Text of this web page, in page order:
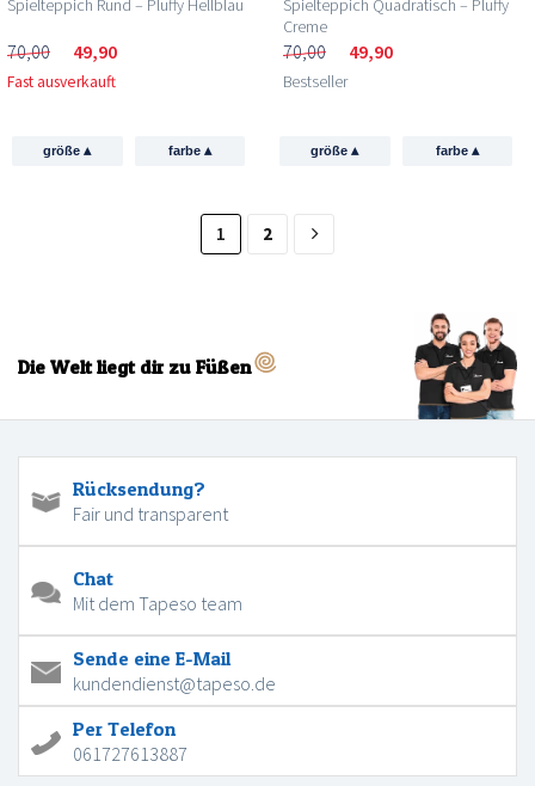
Spielteppich Rund – Pluffy Hellblau
70,00 49,90
Fast ausverkauft
größe▴ farbe ▴
Spielteppich Quadratisch – Pluffy
Creme
70,00 49,90
Bestseller
größe▴ farbe ▴
1 2
Die Welt liegt dir zu Füßen
Rücksendung?
Fair und transparent
Chat
Mit dem Tapeso team
Sende eine E-Mail
kundendienst@tapeso.de
Per Telefon
061727613887